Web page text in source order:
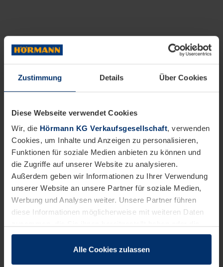
Zustimmung Details Über Cookies
Diese Webseite verwendet Cookies
Wir, die Hörmann KG Verkaufsgesellschaft, verwenden
Cookies, um Inhalte und Anzeigen zu personalisieren,
Funktionen für soziale Medien anbieten zu können und
die Zugriffe auf unserer Website zu analysieren.
Außerdem geben wir Informationen zu Ihrer Verwendung
unserer Website an unsere Partner für soziale Medien,
Werbung und Analysen weiter. Unsere Partner führen
diese Informationen möglicherweise mit weiteren Daten
sie im Rahmen Ihrer Nutzung der Dienste gesammelt
Alle Cookies zulassen